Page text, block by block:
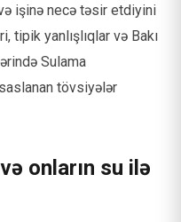
işinə necə təsir etdiyini
tipik yanlışlıqlar və Bakı
Sulama
tövsiyələr
onların su ilə